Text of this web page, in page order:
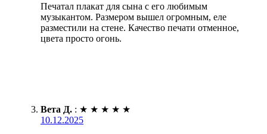
Печатал плакат для сына с его любимым
музыкантом. Размером вышел огромным, еле
разместили на стене. Качество печати отменное,
цвета просто огонь.
Вета Д. : ★ ★ ★ ★ ★
10.12.2025